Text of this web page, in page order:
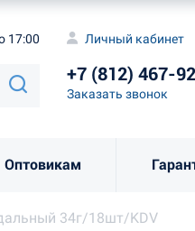
17:00 Личный кабинет
+7 (812) 467-
Заказать звонок
Оптовикам
Заказать
34г/18шт/KDV